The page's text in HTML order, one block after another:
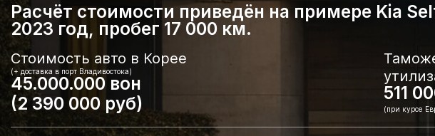
Расчёт стоимости приведён на примере Kia
2023 год, пробег 17 000 км.
Стоимость авто в Корее
(+ доставка в порт Владивостока)
45.000.000 вон
(2 390 000 руб)
511
(при курсе